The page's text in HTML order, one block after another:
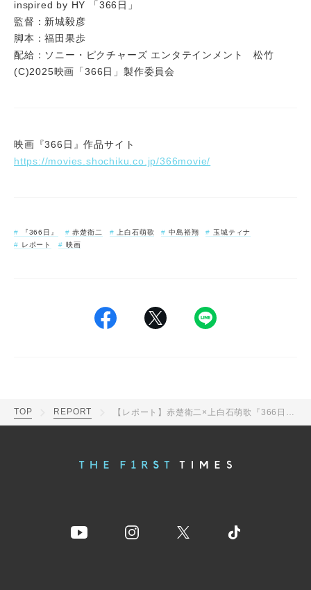
inspired by HY 「366日」
監督：新城毅彦
脚本：福田果歩
配給：ソニー・ピクチャーズ エンタテインメント 松竹
(C)2025映画「366日」製作委員会
映画『366日』作品サイト
https://movies.shochiku.co.jp/366movie/
『366日』 赤楚衛二 上白石萌歌 中島裕翔
玉城ティナ
レポート
映画
TOP REPORT